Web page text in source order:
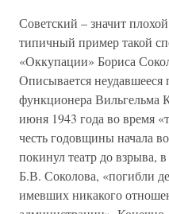
Советский – значит
типичный пример такой
«Оккупации» Бориса
Описывается
функционера Вильгельма
июня 1943 года во время
честь годовщины начала
покинул театр до взрыва,
Б.В. Соколова, «погибли
имевших никакого